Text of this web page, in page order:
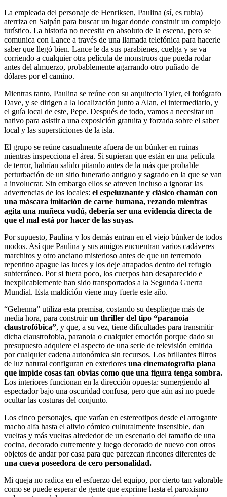
La empleada del personaje de Henriksen, Paulina (sí, es rubia)
aterriza en Saipán para buscar un lugar donde construir un complejo
turístico. La historia no necesita en absoluto de la escena, pero se
comunica con Lance a través de una llamada telefónica para hacerle
saber que llegó bien. Lance le da sus parabienes, cuelga y se va
corriendo a cualquier otra película de monstruos que pueda rodar
antes del almuerzo, probablemente agarrando otro puñado de
dólares por el camino.
Mientras tanto, Paulina se reúne con su arquitecto Tyler, el fotógrafo
Dave, y se dirigen a la localización junto a Alan, el intermediario, y
el guía local de este, Pepe. Después de todo, vamos a necesitar un
nativo para asistir a una exposición gratuita y forzada sobre el saber
local y las supersticiones de la isla.
El grupo se reúne casualmente afuera de un búnker en ruinas
mientras inspecciona el área. Si supieran que están en una película
de terror, habrían salido pitando antes de la más que probable
perturbación de un sitio funerario antiguo y sagrado en la que se van
a involucrar. Sin embargo ellos se atreven incluso a ignorar las
advertencias de los locales: el espeluznante y clásico chamán con
una máscara imitación de carne humana, rezando mientras
agita una muñeca vudú, debería ser una evidencia directa de
que el mal está por hacer de las suyas.
Por supuesto, Paulina y los demás entran en el viejo búnker de todos
modos. Así que Paulina y sus amigos encuentran varios cadáveres
marchitos y otro anciano misterioso antes de que un terremoto
repentino apague las luces y los deje atrapados dentro del refugio
subterráneo. Por si fuera poco, los cuerpos han desaparecido e
inexplicablemente han sido transportados a la Segunda Guerra
Mundial. Esta maldición viene muy fuerte este año.
“Gehenna” utiliza esta premisa, costando su despliegue más de
media hora, para construirun thriller del tipo “paranoia
claustrofóbica”, y que, a su vez, tiene dificultades para transmitir
dicha claustrofobia, paranoia o cualquier emoción porque dado su
presupuesto adquiere el aspecto de una serie de televisión emitida
por cualquier cadena autonómica sin recursos. Los brillantes filtros
de luz natural configuran en exteriores una cinematografía plana
que impide cosas tan obvias como que una figura tenga sombra.
Los interiores funcionan en la dirección opuesta: sumergiendo al
espectador bajo una oscuridad confusa, pero que aún así no puede
ocultar las costuras del conjunto.
Los cinco personajes, que varían en estereotipos desde el arrogante
macho alfa hasta el alivio cómico culturalmente insensible, dan
vueltas y más vueltas alrededor de un escenario del tamaño de una
cocina, decorado cutremente y luego decorado de nuevo con otros
objetos de andar por casa para que parezcan rincones diferentes de
una cueva poseedora de cero personalidad.
Mi queja no radica en el esfuerzo del equipo, por cierto tan valorable
como se puede esperar de gente que exprime hasta el paroxismo